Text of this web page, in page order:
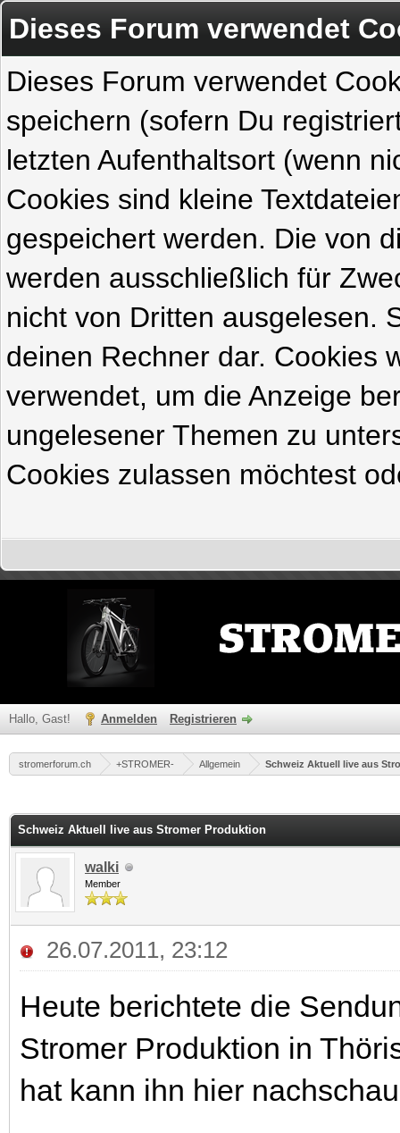
Dieses Forum verwendet
Dieses Forum verwendet
speichern (sofern Du
letzten Aufenthaltsort (wenn
Cookies sind kleine
gespeichert werden. Die von
werden ausschließlich für
nicht von Dritten ausgelesen.
deinen Rechner dar. Cookies
verwendet, um die Anzeige
ungelesener Themen zu
Cookies zulassen möchtest
Hallo, Gast! Anmelden Registrieren
stromerforum.ch +STROMER- Allgemein Schweiz Aktuell live aus
Schweiz Aktuell live aus Stromer Produktion
walki
Member
26.07.2011, 23:12
Heute berichtete die
Stromer Produktion in
hat kann ihn hier